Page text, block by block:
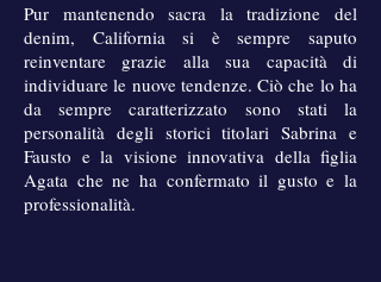
Pur mantenendo sacra la tradizione del
denim, California si è sempre saputo
reinventare grazie alla sua capacità di
individuare le nuove tendenze. Ciò che lo ha
da sempre caratterizzato sono stati la
personalità degli storici titolari Sabrina e
Fausto e la visione innovativa della figlia
Agata che ne ha confermato il gusto e la
professionalità.